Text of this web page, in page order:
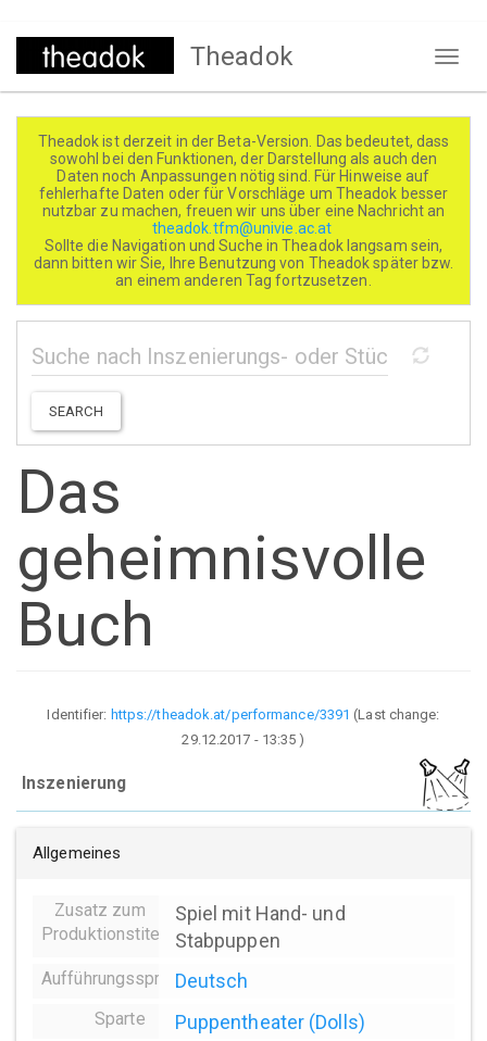
Direkt
Theadok
Theadok ist derzeit in der Beta-Version. Das bedeutet, dass
sowohl bei den Funktionen, der Darstellung als auch den
Daten noch Anpassungen nötig sind. Für Hinweise auf
fehlerhafte Daten oder für Vorschläge um Theadok besser
nutzbar zu machen, freuen wir uns über eine Nachricht an
theadok.tfm@univie.ac.at
Sollte die Navigation und Suche in Theadok langsam sein,
dann bitten wir Sie, Ihre Benutzung von Theadok später bzw.
an einem anderen Tag fortzusetzen.
SEARCH
Das
geheimnisvolle
Buch
Identifier: https://theadok.at/performance/3391 (Last change:
29.12.2017 - 13:35 )
Inszenierung
Allgemeines
Zusatz zum
Produktionstitel
Spiel mit Hand- und
Stabpuppen
AufführungsspracheDeutsch
Sparte Puppentheater (Dolls)